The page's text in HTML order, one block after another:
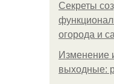
Секреты
огорода и
Изменение
выходные: